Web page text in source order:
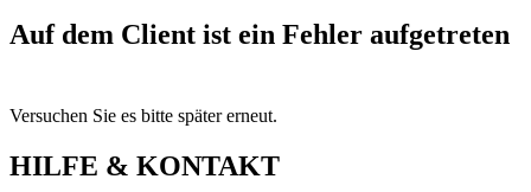
Auf dem Client ist ein Fehler aufgetreten
Versuchen Sie es bitte später erneut.
HILFE & KONTAKT